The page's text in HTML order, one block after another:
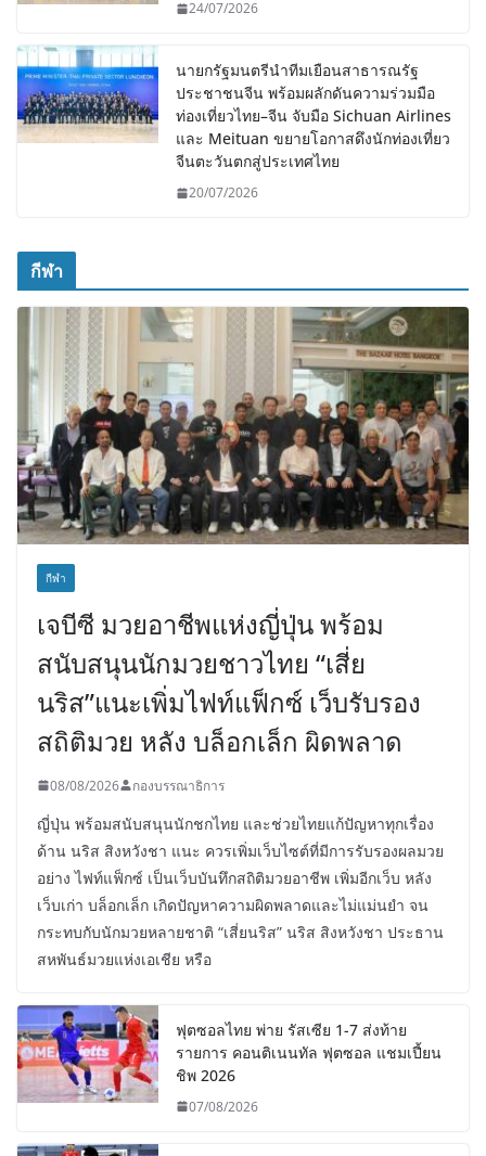
24/07/2026
นายกรัฐมนตรีนำทีมเยือนสาธารณรัฐ
ประชาชนจีน พร้อมผลักดันความร่วมมือ
ท่องเที่ยวไทย–จีน จับมือ Sichuan Airlines
และ Meituan ขยายโอกาสดึงนักท่องเที่ยว
จีนตะวันตกสู่ประเทศไทย
20/07/2026
กีฬา
กีฬา
เจบีซี มวยอาชีพแห่งญี่ปุ่น พร้อม
สนับสนุนนักมวยชาวไทย “เสี่ย
นริส”แนะเพิ่มไฟท์แฟ็กซ์ เว็บรับรอง
สถิติมวย หลัง บล็อกเล็ก ผิดพลาด
08/08/2026 กองบรรณาธิการ
ญี่ปุ่น พร้อมสนับสนุนนักชกไทย และช่วยไทยแก้ปัญหาทุกเรื่อง
ด้าน นริส สิงหวังชา แนะ ควรเพิ่มเว็บไซต์ที่มีการรับรองผลมวย
อย่าง ไฟท์แฟ็กซ์ เป็นเว็บบันทึกสถิติมวยอาชีพ เพิ่มอีกเว็บ หลัง
เว็บเก่า บล็อกเล็ก เกิดปัญหาความผิดพลาดและไม่แม่นยำ จน
กระทบกับนักมวยหลายชาติ “เสี่ยนริส” นริส สิงหวังชา ประธาน
สหพันธ์มวยแห่งเอเชีย หรือ
ฟุตซอลไทย พ่าย รัสเซีย 1-7 ส่งท้าย
รายการ คอนติเนนทัล ฟุตซอล แชมเปี้ยน
ชิพ 2026
07/08/2026